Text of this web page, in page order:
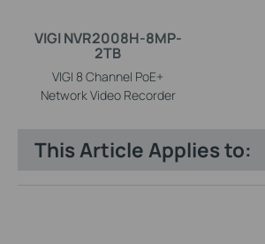
VIGI NVR2008H-8MP-
2TB
VIGI 8 Channel PoE+
Network Video Recorder
This Article Applies to: